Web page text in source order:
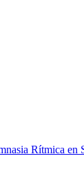
Rítmica en